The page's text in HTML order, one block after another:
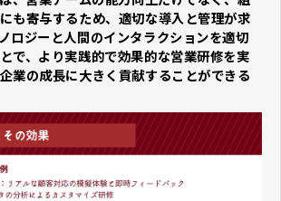
も寄与するため、適切な導入と管理が求
ロジーと人間のインタラクションを適切
で、より実践的で効果的な営業研修を実
業の成長に大きく貢献することができる